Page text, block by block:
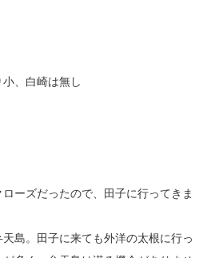
、白崎は無し
ーズだったので、田子に行ってきま
島。田子に来ても外洋の太根に行っ